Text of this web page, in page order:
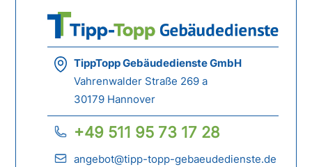
TippTopp Gebäudedienste GmbH
Vahrenwalder Straße 269 a
30179 Hannover
+49 511 95 73 17 28
angebot@tipp-topp-gebaeudedienste.de